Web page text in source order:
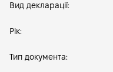
Вид декларації:
Рік:
Тип документа: